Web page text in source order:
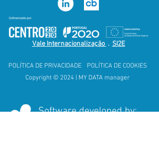
Vale Internacionalização . SI2E
POLÍTICA DE PRIVACIDADE
POLÍTICA DE COOKIES
Copyright © 2024 | MY DATA manager
Software developed by: